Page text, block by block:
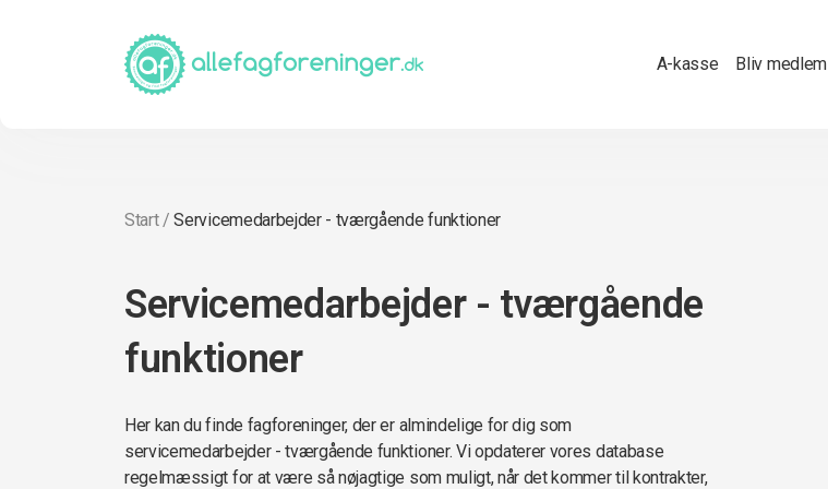
A-kasse Bliv medlem
Start/Servicemedarbejder - tværgående funktioner
Servicemedarbejder - tværgående
funktioner
Her kan du finde fagforeninger, der er almindelige for dig som
servicemedarbejder - tværgående funktioner. Vi opdaterer vores database
regelmæssigt for at være så nøjagtige som muligt, når det kommer til kontrakter,